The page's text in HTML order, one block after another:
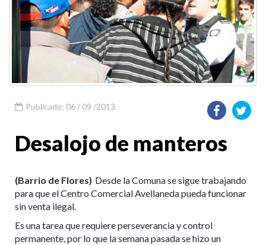
Publicado: 06 / 09 /2013
Desalojo de manteros
(Barrio de Flores) Desde la Comuna se sigue trabajando
para que el Centro Comercial Avellaneda pueda funcionar
sin venta ilegal.
Es una tarea que requiere perseverancia y control
permanente, por lo que la semana pasada se hizo un